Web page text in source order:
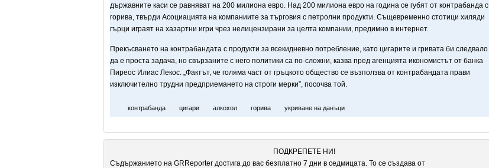
държавните каси се равняват на 200 милиона евро. Над 200 милиона евро на година се губят от контрабанда с
горива, твърди Асоциацията на компаниите за търговия с петролни продукти. Същевременно стотици хиляди
гърци играят на хазартни игри чрез нелицензирани за целта компании, предимно в интернет.
Прекъсването на контрабандата с продукти за всекидневно потребление, като цигарите и гривата би следвало
да е проста задача, но свързаните с него политики са по-сложни, казва пред агенцията икономистът от банка
Пиреос Илиас Лекос. „Фактът, че голяма част от гръцкото общество се възползва от контрабандата прави
изключително трудни предприемането на строги мерки”, посочва той.
контрабанда цигари алкохол горива укриване на данъци
ПОДКРЕПЕТЕ НИ!
Съдържанието на GRReporter достига до вас безплатно 7 дни в седмицата. То се създава от